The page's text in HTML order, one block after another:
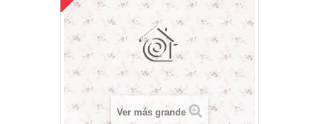
Ver más grande